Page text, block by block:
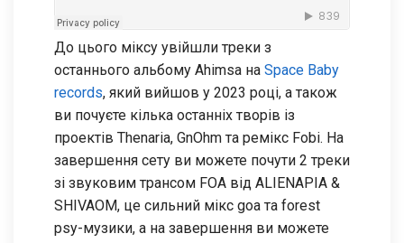
До цього міксу увійшли треки з
останнього альбому Ahimsa на Space Baby
records, який вийшов у 2023 році, а також
ви почуєте кілька останніх творів із
проектів Thenaria, GnOhm та ремікс Fobi. На
завершення сету ви можете почути 2 треки
зі звуковим трансом FOA від ALIENAPIA &
SHIVAOM, це сильний мікс goa та forest
psy-музики, а на завершення ви можете